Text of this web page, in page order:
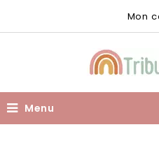
Mon
Menu